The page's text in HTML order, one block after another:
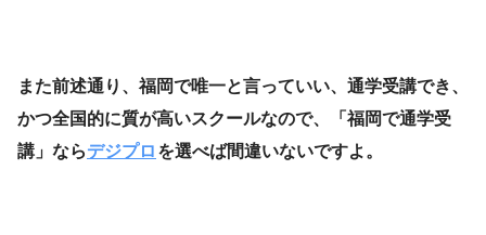
また前述通り、福岡で唯一と言っていい、通学受講でき、
かつ全国的に質が高いスクールなので、「福岡で通学受
講」ならデジプロ を選べば間違いないですよ。